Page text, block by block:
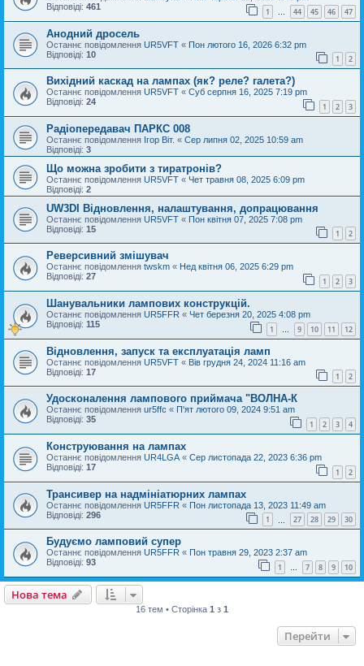
Відповіді: 461 1 … 44 45 46 47
Анодний дросель
Останнє повідомлення UR5VFT « Пон лютого 16, 2026 6:32 pm
Відповіді: 10 1 2
Вихідний каскад на лампах (як? реле? галета?)
Останнє повідомлення UR5VFT « Суб серпня 16, 2025 7:19 pm
Відповіді: 24 1 2 3
Радіопередавач ПАРКС 008
Останнє повідомлення Ігор Віт. « Сер липня 02, 2025 10:59 am
Відповіді: 3
Що можна зробити з тиратронів?
Останнє повідомлення UR5VFT « Чет травня 08, 2025 6:09 pm
Відповіді: 2
UW3DI Відновлення, налаштування, допрацювання
Останнє повідомлення UR5VFT « Пон квітня 07, 2025 7:08 pm
Відповіді: 15 1 2
Реверсивний змішувач
Останнє повідомлення twskm « Нед квітня 06, 2025 6:29 pm
Відповіді: 27 1 2 3
Шанувальники лампових конструкцій.
Останнє повідомлення UR5FFR « Чет березня 20, 2025 4:08 pm
Відповіді: 115 1 … 9 10 11 12
Відновлення, запуск та експлуатація ламп
Останнє повідомлення UR5VFT « Вів грудня 24, 2024 11:16 am
Відповіді: 17 1 2
Удосконалення лампового приймача "ВОЛНА-К
Останнє повідомлення ur5ffc « П'ят лютого 09, 2024 9:51 am
Відповіді: 35 1 2 3 4
Конструювання на лампах
Останнє повідомлення UR4LGA « Сер листопада 22, 2023 6:36 pm
Відповіді: 17 1 2
Трансивер на надмініатюрних лампах
Останнє повідомлення UR5FFR « Пон листопада 13, 2023 11:49 am
Відповіді: 296 1 27 28 29 30
Будуємо ламповий супер
Останнє повідомлення UR5FFR « Пон травня 29, 2023 2:37 am
Відповіді: 93 1 … 7 8 9 10
Нова тема
16 тем • Сторінка 1 з 1
Перейти